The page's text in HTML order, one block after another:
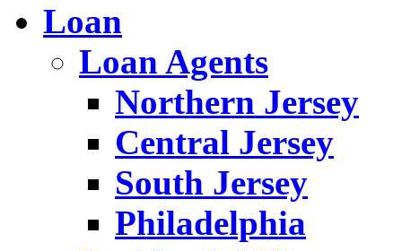
Loan
Loan Agents
Northern Jersey
Central Jersey
South Jersey
Philadelphia